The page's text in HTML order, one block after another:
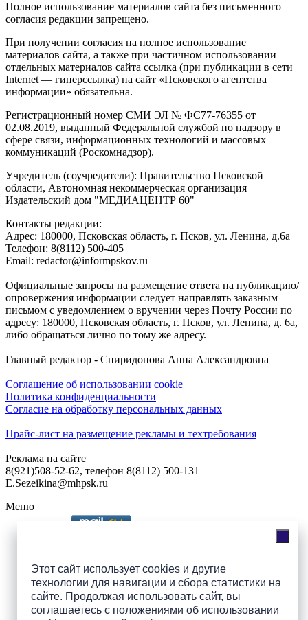
Этот сайт использует cookies и другие
технологии для навигации и сбора статистики на
сайте. Продолжая использовать сайт, вы
соглашаетесь с положениями об использовании
Полное использование материалов сайта без письменного
согласия редакции запрещено.
При получении согласия на полное использование
материалов сайта, а также при частичном использовании
отдельных материалов сайта ссылка (при публикации в сети
Internet — гиперссылка) на сайт «Псковского агентства
информации» обязательна.
Регистрационный номер СМИ ЭЛ № ФС77-76355 от
02.08.2019, выданный Федеральной службой по надзору в
сфере связи, информационных технологий и массовых
коммуникаций (Роскомнадзор).
Учредитель (соучредители): Правительство Псковской
области, Автономная некоммерческая организация
Издательский дом "МЕДИАЦЕНТР 60"
Контакты редакции:
Адреc: 180000, Псковская область, г. Псков, ул. Ленина, д.6а
Телефон: 8(8112) 500-405
Email: redactor@informpskov.ru
Официальные запросы на размещение ответа на публикацию/
опровержения информации следует направлять заказным
письмом с уведомлением о вручении через Почту России по
адресу: 180000, Псковская область, г. Псков, ул. Ленина, д. 6а,
либо обращаться лично по тому же адресу.
Главный редактор - Спиридонова Анна Александровна
Соглашение об использовании cookie
Политика конфиденциальности
Согласие на обработку персональных данных
Прайс-лист на размещение рекламы и техтребования
Реклама на сайте
8(921)508-52-62, телефон 8(8112) 500-131
E.Sezeikina@mhpsk.ru
Меню
Подпишись на группы